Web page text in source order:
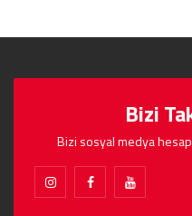
Bizi
Bizi sosyal medya